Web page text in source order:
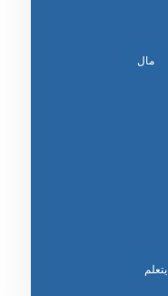
مال
يتعلم